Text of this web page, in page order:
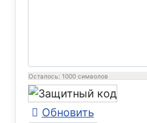
Осталось: 1000 символов
Обновить